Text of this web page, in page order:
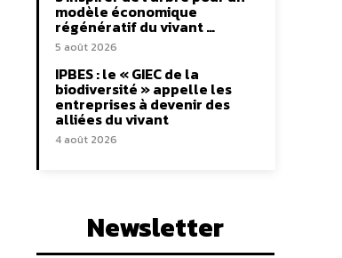
modèle économique
régénératif du vivant …
5 août 2026
IPBES : le « GIEC de la
biodiversité » appelle les
entreprises à devenir des
alliées du vivant
4 août 2026
Newsletter